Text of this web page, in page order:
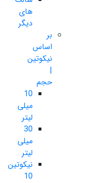
های
دیگر
بر
اساس
نیکوتین
|
حجم
10
میلی
لیتر
30
میلی
لیتر
نیکوتین
10